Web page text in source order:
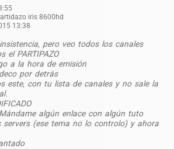
iris 8600hd
13:38
pero veo todos los canales
el PARTIPAZO
a la hora de emisión
por detrás
este, con tu lista de canales y no sale la
algún enlace con algún tuto
servers (ese tema no lo controlo) y ahora